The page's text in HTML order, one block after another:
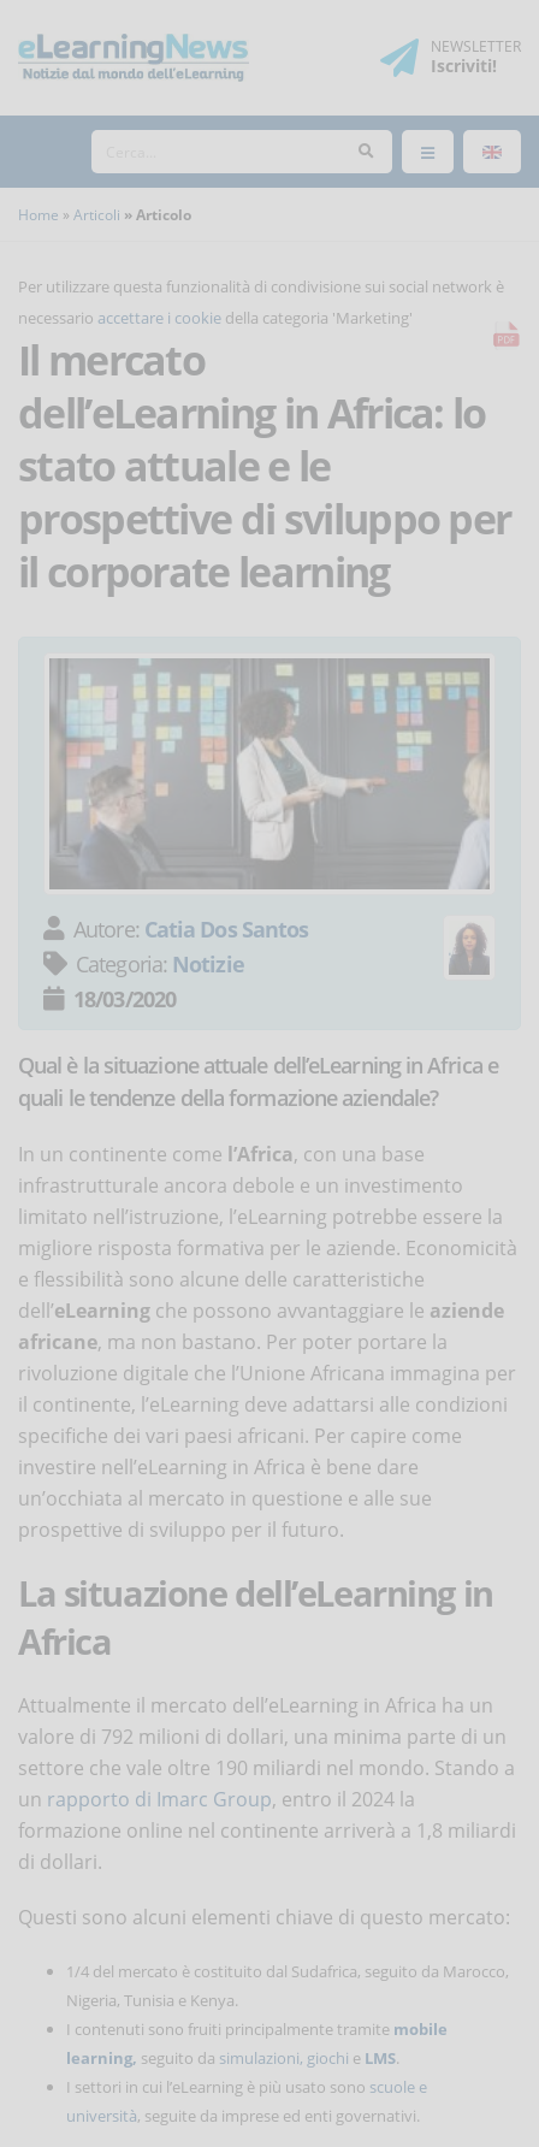
NEWSLETTER
Iscriviti!
Home Articoli Articolo
Per utilizzare questa funzionalità di condivisione sui social network è
necessario accettare i cookie della categoria 'Marketing'
Il mercato
dell’eLearning in Africa: lo
stato attuale e le
prospettive di sviluppo per
il corporate learning
Autore: Catia Dos Santos
Categoria: Notizie
18/03/2020
Qual è la situazione attuale dell’eLearning in Africa e
quali le tendenze della formazione aziendale?
In un continente come l’Africa, con una base
infrastrutturale ancora debole e un investimento
limitato nell’istruzione, l’eLearning potrebbe essere la
migliore risposta formativa per le aziende. Economicità
e flessibilità sono alcune delle caratteristiche
dell’eLearning che possono avvantaggiare le aziende
africane, ma non bastano. Per poter portare la
rivoluzione digitale che l’Unione Africana immagina per
il continente, l’eLearning deve adattarsi alle condizioni
specifiche dei vari paesi africani. Per capire come
investire nell’eLearning in Africa è bene dare
un’occhiata al mercato in questione e alle sue
prospettive di sviluppo per il futuro.
La situazione dell’eLearning in
Africa
Attualmente il mercato dell’eLearning in Africa ha un
valore di 792 milioni di dollari, una minima parte di un
settore che vale oltre 190 miliardi nel mondo. Stando a
un rapporto di Imarc Group, entro il 2024 la
formazione online nel continente arriverà a 1,8 miliardi
di dollari.
Questi sono alcuni elementi chiave di questo mercato:
1/4 del mercato è costituito dal Sudafrica, seguito da Marocco,
Nigeria, Tunisia e Kenya.
I contenuti sono fruiti principalmente tramite mobile
learning, seguito da simulazioni, giochi e LMS.
I settori in cui l’eLearning è più usato sono scuole e
università, seguite da imprese ed enti governativi.